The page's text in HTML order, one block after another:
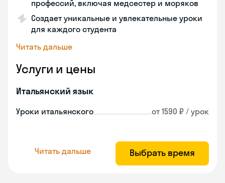
профессий, включая медсестер и моряков
Создает уникальные и увлекательные уроки
для каждого студента
Читать дальше
Услуги и цены
Итальянский язык
Уроки итальянского от 1590 ₽ / урок
Читать дальше Выбрать время